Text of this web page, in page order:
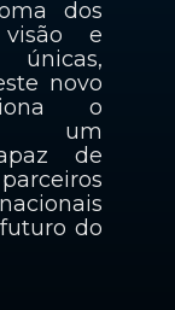
dos
e
únicas,
novo
o
um
de
do